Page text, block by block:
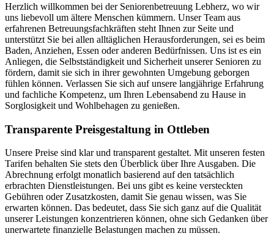
Herzlich willkommen bei der Seniorenbetreuung Lebherz, wo wir
uns liebevoll um ältere Menschen kümmern. Unser Team aus
erfahrenen Betreuungsfachkräften steht Ihnen zur Seite und
unterstützt Sie bei allen alltäglichen Herausforderungen, sei es beim
Baden, Anziehen, Essen oder anderen Bedürfnissen. Uns ist es ein
Anliegen, die Selbstständigkeit und Sicherheit unserer Senioren zu
fördern, damit sie sich in ihrer gewohnten Umgebung geborgen
fühlen können. Verlassen Sie sich auf unsere langjährige Erfahrung
und fachliche Kompetenz, um Ihren Lebensabend zu Hause in
Sorglosigkeit und Wohlbehagen zu genießen.
Transparente Preisgestaltung in Ottleben
Unsere Preise sind klar und transparent gestaltet. Mit unseren festen
Tarifen behalten Sie stets den Überblick über Ihre Ausgaben. Die
Abrechnung erfolgt monatlich basierend auf den tatsächlich
erbrachten Dienstleistungen. Bei uns gibt es keine versteckten
Gebühren oder Zusatzkosten, damit Sie genau wissen, was Sie
erwarten können. Das bedeutet, dass Sie sich ganz auf die Qualität
unserer Leistungen konzentrieren können, ohne sich Gedanken über
unerwartete finanzielle Belastungen machen zu müssen.